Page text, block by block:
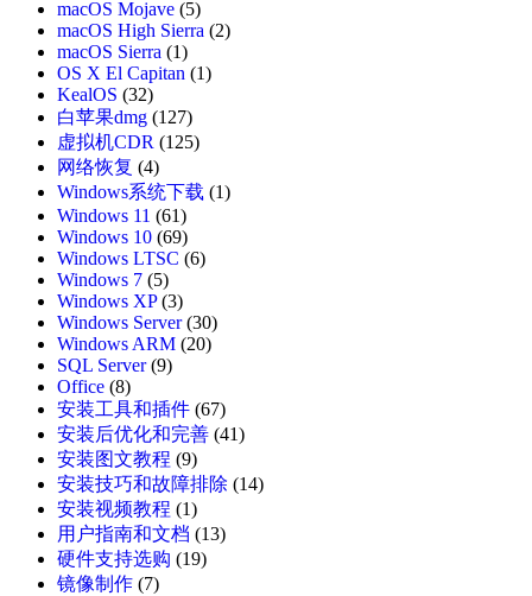
macOS Mojave (5)
macOS High Sierra (2)
macOS Sierra (1)
OS X El Capitan (1)
KealOS (32)
白苹果dmg (127)
虚拟机CDR (125)
网络恢复 (4)
Windows系统下载 (1)
Windows 11 (61)
Windows 10 (69)
Windows LTSC (6)
Windows 7 (5)
Windows XP(3)
Windows Server(30)
Windows ARM (20)
SQL Server(9)
Office (8)
安装工具和插件 (67)
安装后优化和完善 (41)
安装图文教程 (9)
安装技巧和故障排除 (14)
安装视频教程 (1)
用户指南和文档 (13)
硬件支持选购 (19)
镜像制作 (7)